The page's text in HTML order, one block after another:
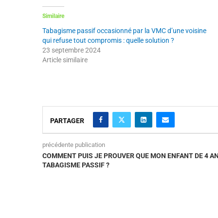
Similaire
Tabagisme passif occasionné par la VMC d’une voisine
qui refuse tout compromis : quelle solution ?
23 septembre 2024
Article similaire
PARTAGER
précédente publication
COMMENT PUIS JE PROUVER QUE MON ENFANT DE 4
TABAGISME PASSIF ?